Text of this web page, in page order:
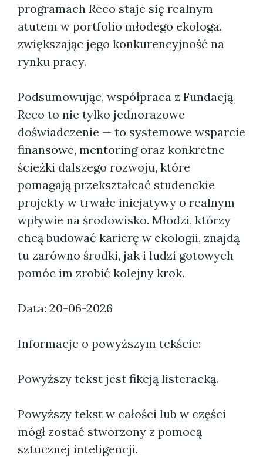
programach Reco staje się realnym
atutem w portfolio młodego ekologa,
zwiększając jego konkurencyjność na
rynku pracy.
Podsumowując, współpraca z Fundacją
Reco to nie tylko jednorazowe
doświadczenie — to systemowe wsparcie
finansowe, mentoring oraz konkretne
ścieżki dalszego rozwoju, które
pomagają przekształcać studenckie
projekty w trwałe inicjatywy o realnym
wpływie na środowisko. Młodzi, którzy
chcą budować karierę w ekologii, znajdą
tu zarówno środki, jak i ludzi gotowych
pomóc im zrobić kolejny krok.
Data: 20-06-2026
Informacje o powyższym tekście:
Powyższy tekst jest fikcją listeracką.
Powyższy tekst w całości lub w części
mógł zostać stworzony z pomocą
sztucznej inteligencji.